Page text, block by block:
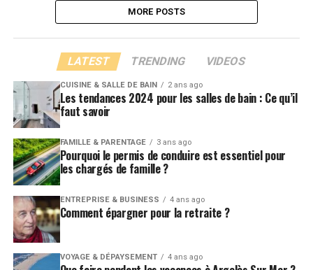
MORE POSTS
LATEST TRENDING VIDEOS
CUISINE & SALLE DE BAIN 2 ans ago
Les tendances 2024 pour les salles de bain : Ce qu’il
faut savoir
FAMILLE & PARENTAGE 3 ans ago
Pourquoi le permis de conduire est essentiel pour
les chargés de famille ?
ENTREPRISE & BUSINESS 4 ans ago
Comment épargner pour la retraite ?
VOYAGE & DÉPAYSEMENT 4 ans ago